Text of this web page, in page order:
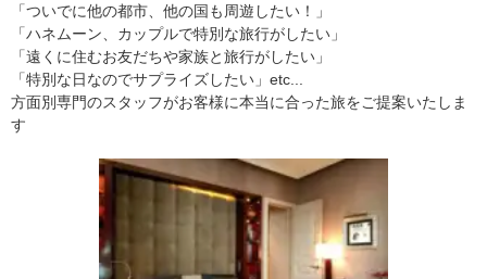
「ついでに他の都市、他の国も周遊したい！」
「ハネムーン、カップルで特別な旅行がしたい」
「遠くに住むお友だちや家族と旅行がしたい」
「特別な日なのでサプライズしたい」etc...
方面別専門のスタッフがお客様に本当に合った旅をご提案いたしま
す